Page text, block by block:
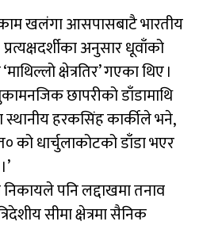
खलंगा आसपासबाटै भारतीय
अनुसार धूवाँको
क्षेत्रतिर’ गएका थिए ।
छापरीको डाँडामाथि
स्थानीय हरकसिंह कार्कीले भने,
को धार्चुलाकोटको डाँडा भएर
निकायले पनि लद्दाखमा तनाव
सीमा क्षेत्रमा सैनिक